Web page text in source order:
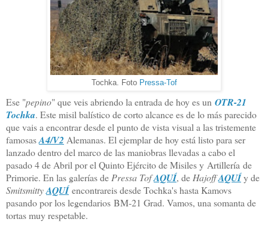
Tochka. Foto Pressa-Tof
Ese "pepino" que veis abriendo la entrada de hoy es un OTR-21
Tochka. Este misil balístico de corto alcance es de lo más parecido
que vais a encontrar desde el punto de vista visual a las tristemente
famosasA4/V2 Alemanas. El ejemplar de hoy está listo para ser
lanzado dentro del marco de las maniobras llevadas a cabo el
pasado 4 de Abril por el Quinto Ejército de Misiles y Artillería de
Primorie. En las galerías de Pressa TofAQUÍ, de HajoffAQUÍy de
SmitsmittyAQUÍencontrareis desde Tochka's hasta Kamovs
pasando por los legendarios BM-21 Grad. Vamos, una somanta de
tortas muy respetable.